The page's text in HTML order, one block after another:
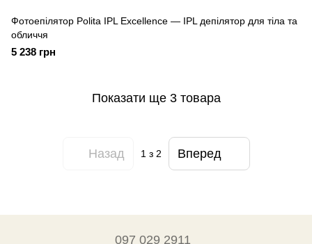
Фотоепілятор Polita IPL Excellence — IPL депілятор для тіла та
обличчя
5 238 грн
Показати ще 3 товара
Назад 1 з 2 Вперед
097 029 2911